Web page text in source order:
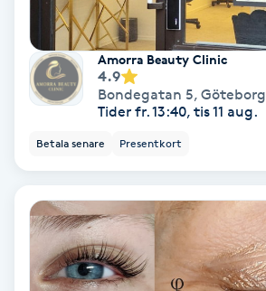
Olaplex
Olaplexbehandling
Ombre
Ombre naglar
Optiker
Amorra Beauty Clinic
4.9
Bondegatan 5, Göteborg
Tider fr. 13:40, tis 11 aug.
Betala senare Presentkort